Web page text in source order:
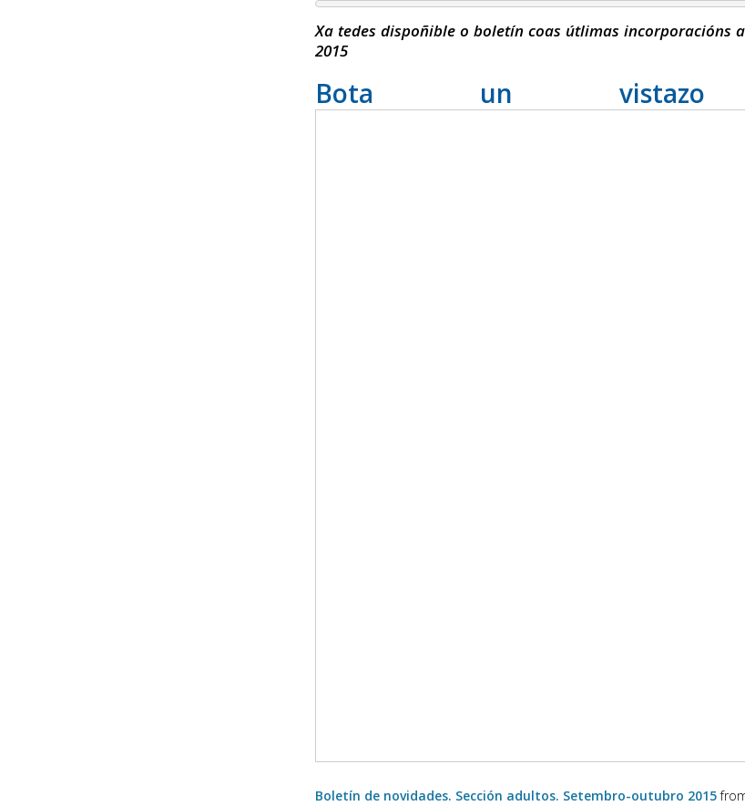
Xa tedes dispoñible o boletín coas útlimas incorporacións
2015
Bota un
Boletín de novidades. Sección adultos. Setembro-outubro 2015